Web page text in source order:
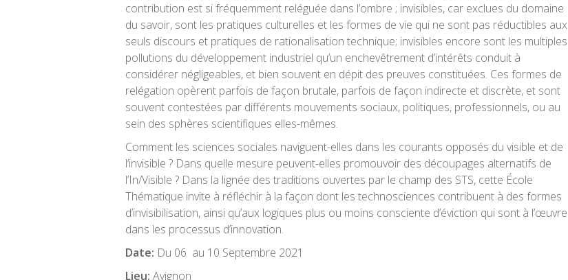
contribution est si fréquemment reléguée dans l’ombre ; invisibles, car exclues du domaine
du savoir, sont les pratiques culturelles et les formes de vie qui ne sont pas réductibles aux
seuls discours et pratiques de rationalisation technique; invisibles encore sont les multiples
pollutions du développement industriel qu’un enchevêtrement d’intérêts conduit à
considérer négligeables, et bien souvent en dépit des preuves constituées. Ces formes de
relégation opèrent parfois de façon brutale, parfois de façon indirecte et discrète, et sont
souvent contestées par différents mouvements sociaux, politiques, professionnels, ou au
sein des sphères scientifiques elles-mêmes.
Comment les sciences sociales naviguent-elles dans les courants opposés du visible et de
l’invisible ? Dans quelle mesure peuvent-elles promouvoir des découpages alternatifs de
l’In/Visible ? Dans la lignée des traditions ouvertes par le champ des STS, cette École
Thématique invite à réfléchir à la façon dont les technosciences contribuent à des formes
d’invisibilisation, ainsi qu’aux logiques plus ou moins consciente d’éviction qui sont à l’œuvre
dans les processus d’innovation.
Date: Du 06 au 10 Septembre 2021
Lieu: Avignon